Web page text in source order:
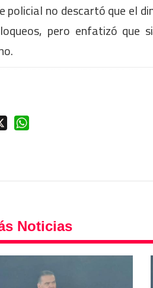
policial no descartó que el
pero enfatizó que
Noticias